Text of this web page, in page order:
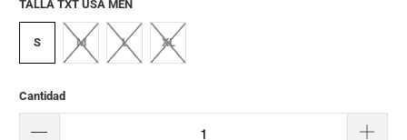
TALLA TXT USA MEN
S M L XL
Cantidad